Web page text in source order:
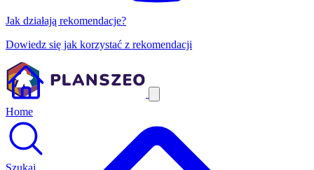
Jak działają rekomendacje?
Dowiedz się jak korzystać z rekomendacji
Home
Szukaj